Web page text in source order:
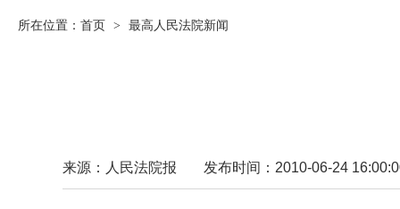
所在位置： 首页 > 最高人民法院新闻
来源：人民法院报 发布时间：2010-06-24